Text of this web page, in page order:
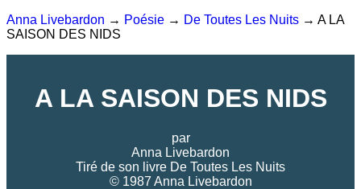
Anna Livebardon → Poésie → De Toutes Les Nuits → A LA
SAISON DES NIDS
A LA SAISON DES NIDS
par
Anna Livebardon
Tiré de son livre De Toutes Les Nuits
© 1987 Anna Livebardon